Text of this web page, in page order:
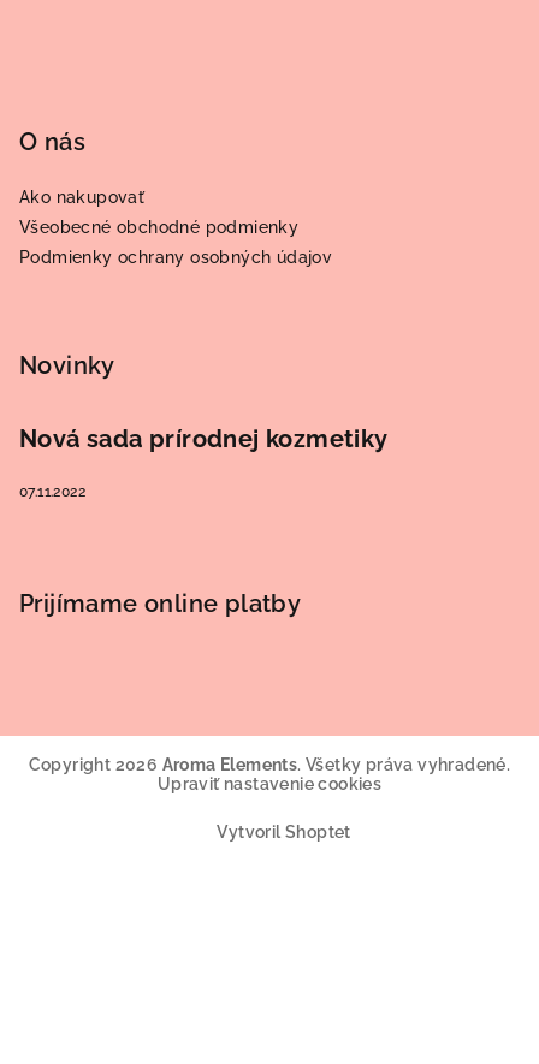
O nás
Ako nakupovať
Všeobecné obchodné podmienky
Podmienky ochrany osobných údajov
Novinky
Nová sada prírodnej kozmetiky
07.11.2022
Prijímame online platby
Copyright 2026 Aroma Elements. Všetky práva vyhradené.
Upraviť nastavenie cookies
Vytvoril Shoptet